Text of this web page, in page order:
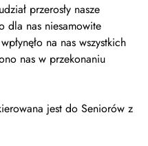
przerosły nasze
dla nas niesamowite
na nas wszystkich
nas w przekonaniu
jest do Seniorów z